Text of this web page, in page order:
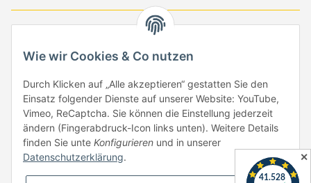
- - -
-
EUR-GBP-USD-CHF
Händlerbund
Vertrag widerrufen ✕
Wie wir Cookies & Co nutzen
Durch Klicken auf „Alle akzeptieren“ gestatten Sie den
Einsatz folgender Dienste auf unserer Website: YouTube,
Vimeo, ReCaptcha. Sie können die Einstellung jederzeit
ändern (Fingerabdruck-Icon links unten). Weitere Details
finden Sie unte Konfigurieren und in unserer
Datenschutzerklärung.